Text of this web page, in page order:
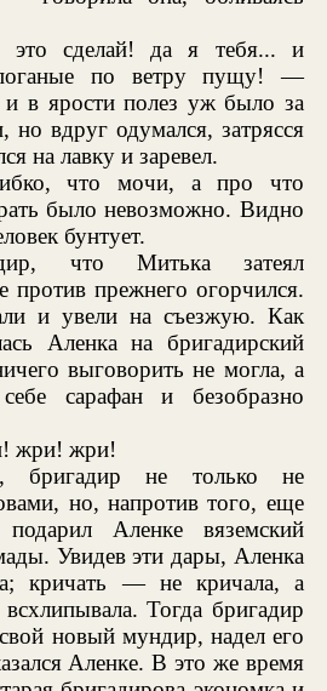
сделай! да я тебя... и
по ветру пущу! —
и в ярости полез уж было за
вдруг одумался, затрясся
на лавку и заревел.
что мочи, а про что
было невозможно. Видно
бунтует.
что Митька затеял
против прежнего огорчился.
и увели на съезжую. Как
Аленка на бригадирский
выговорить не могла, а
сарафан и безобразно
жри! жри!
бригадир не только не
но, напротив того, еще
Аленке вяземский
Увидев эти дары, Аленка
кричать — не кричала, а
Тогда бригадир
новый мундир, надел его
Аленке. В это же время